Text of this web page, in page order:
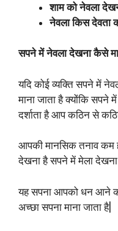
शाम को नेवला
नेवला किस देवता
सपने में नेवला देखना कैसे
यदि कोई व्यक्ति सपने में
माना जाता है क्योंकि
दर्शाता है आप कठिन से
आपकी मानसिक तनाव कम
देखना है सपने में मेला देखना
यह सपना आपको धन आने
अच्छा सपना माना जाता है|